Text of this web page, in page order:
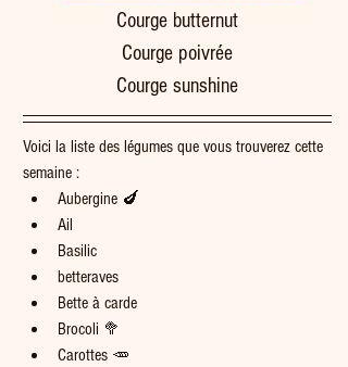
Courge butternut
Courge poivrée
Courge sunshine
Voici la liste des légumes que vous trouverez cette
semaine :
Aubergine 🍆
Ail
Basilic
betteraves
Bette à carde
Brocoli 🥦
Carottes 🥕